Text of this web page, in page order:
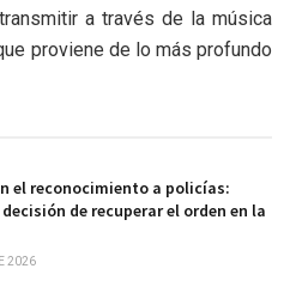
a través de la música
proviene de lo más profundo
el reconocimiento a policías:
de recuperar el orden en la
2026